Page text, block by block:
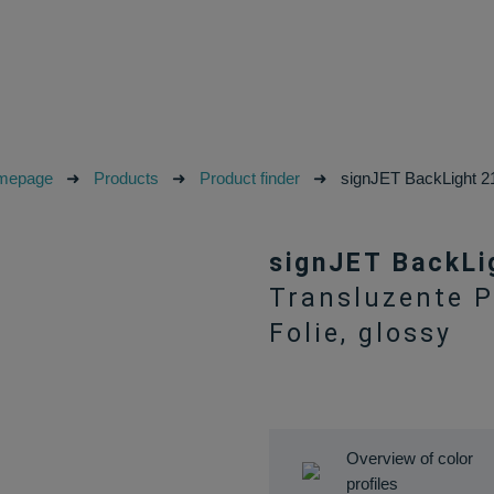
➜ Products ➜ Product finder ➜ signJET BackLight
signJET
Transluzente
Folie, glossy
Overview of color
profiles